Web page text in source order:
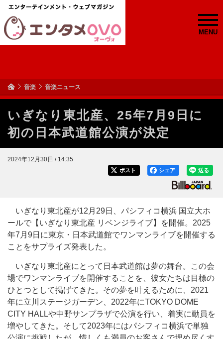
MENU
音楽 音楽ニュース
いぎなり東北産、25年7月9日に
初の日本武道館公演が決定
2024年12月30日 / 14:35
送る
シェア
ポスト
いぎなり東北産が12月29日、パシフィコ横浜 国立大ホ
ールで【いぎなり東北産 リベンジライブ】を開催。2025
年7月9日に東京・日本武道館でワンマンライブを開催する
ことをサプライズ発表した。
いぎなり東北産にとって日本武道館は夢の舞台。この会
場でワンマンライブを開催することを、彼女たちは目標の
ひとつとして掲げてきた。その夢を叶えるために、2021
年に立川ステージガーデン、2022年にTOKYO DOME
CITY HALLや中野サンプラザで公演を行い、着実に動員を
増やしてきた。そして2023年にはパシフィコ横浜で単独